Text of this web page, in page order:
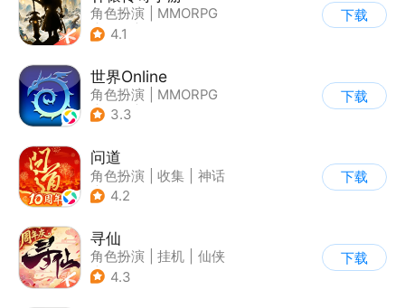
角色扮演
MMORPG
| 神话
4.1
下载
世界Online
角色扮演
MMORPG
| 冒险
3.3
下载
问道
角色扮演 收集
神话
| 宠物
4.2
下载
寻仙
角色扮演 挂机
仙侠
| 寻仙
4.3
下载